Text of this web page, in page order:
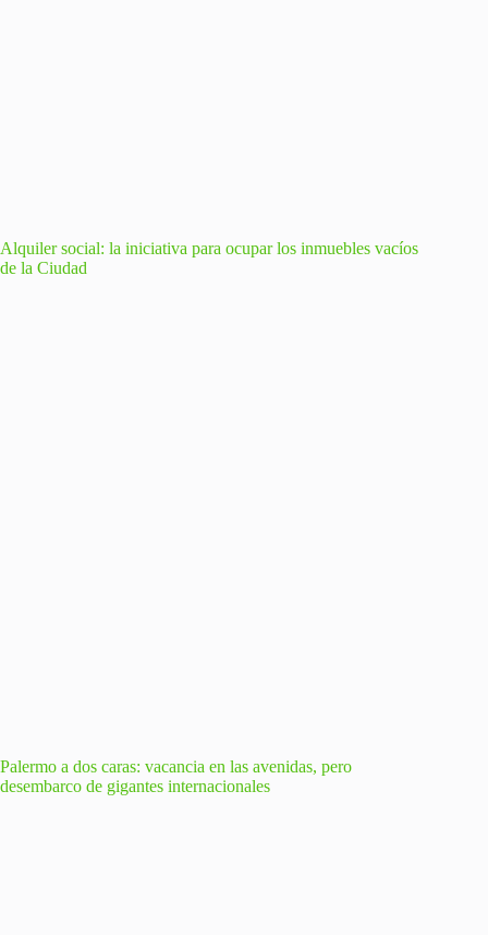
Alquiler social: la iniciativa para ocupar los inmuebles vacíos
de la Ciudad
Palermo a dos caras: vacancia en las avenidas, pero
desembarco de gigantes internacionales